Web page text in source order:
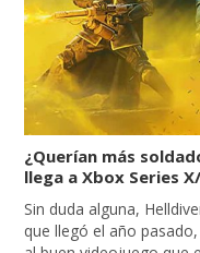
¿Querían más
llega a Xbox Series
Sin duda alguna,
que llegó el año